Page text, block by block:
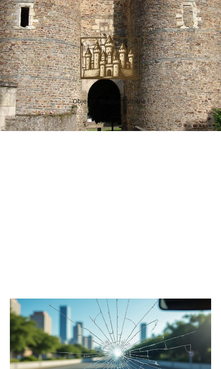
Objectif : toujours visible !